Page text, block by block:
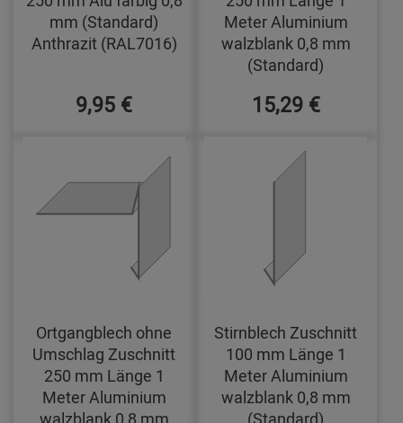
mm (Standard)
Anthrazit (RAL7016)
9,95 €
Meter Aluminium
walzblank 0,8 mm
(Standard)
15,29 €
Ortgangblech ohne
Umschlag Zuschnitt
250 mm Länge 1
Meter Aluminium
Stirnblech Zuschnitt
100 mm Länge 1
Meter Aluminium
walzblank 0,8 mm